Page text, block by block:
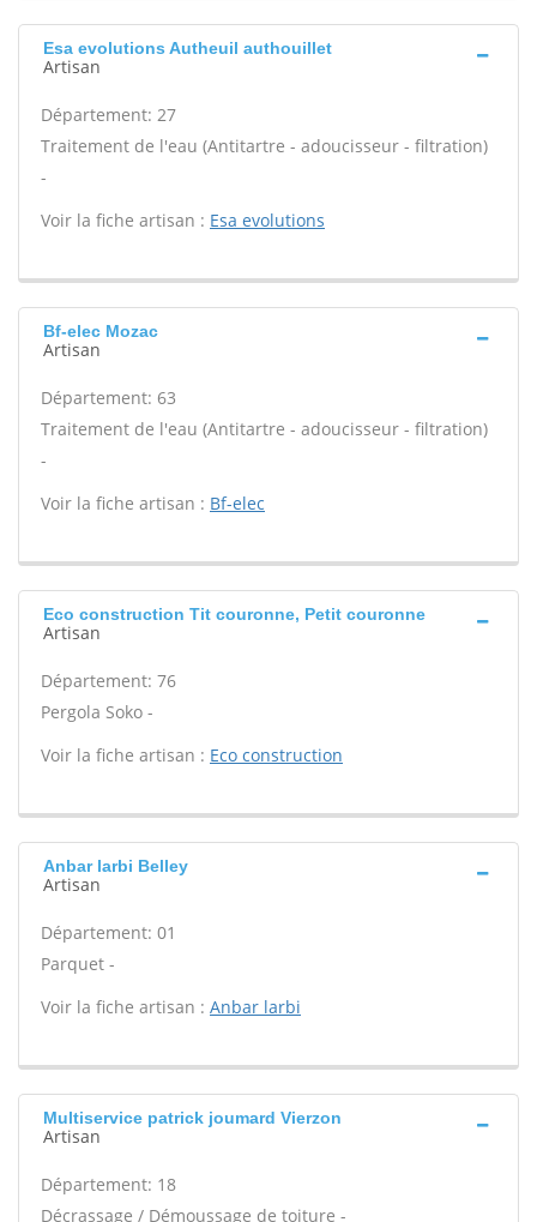
Esa evolutions Autheuil authouillet
Artisan
Département: 27
Traitement de l'eau (Antitartre - adoucisseur - filtration)
-
Voir la fiche artisan : Esa evolutions
Bf-elec Mozac
Artisan
Département: 63
Traitement de l'eau (Antitartre - adoucisseur - filtration)
-
Voir la fiche artisan : Bf-elec
Eco construction Tit couronne, Petit couronne
Artisan
Département: 76
Pergola Soko -
Voir la fiche artisan : Eco construction
Anbar larbi Belley
Artisan
Département: 01
Parquet -
Voir la fiche artisan : Anbar larbi
Multiservice patrick joumard Vierzon
Artisan
Département: 18
Décrassage / Démoussage de toiture -